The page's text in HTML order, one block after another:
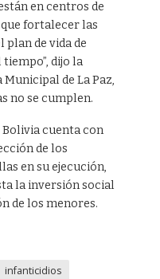
en centros de
fortalecer las
de vida de
dijo la
de La Paz,
no se cumplen.
cuenta con
de los
en su ejecución,
la inversión social
de los menores.
infanticidios